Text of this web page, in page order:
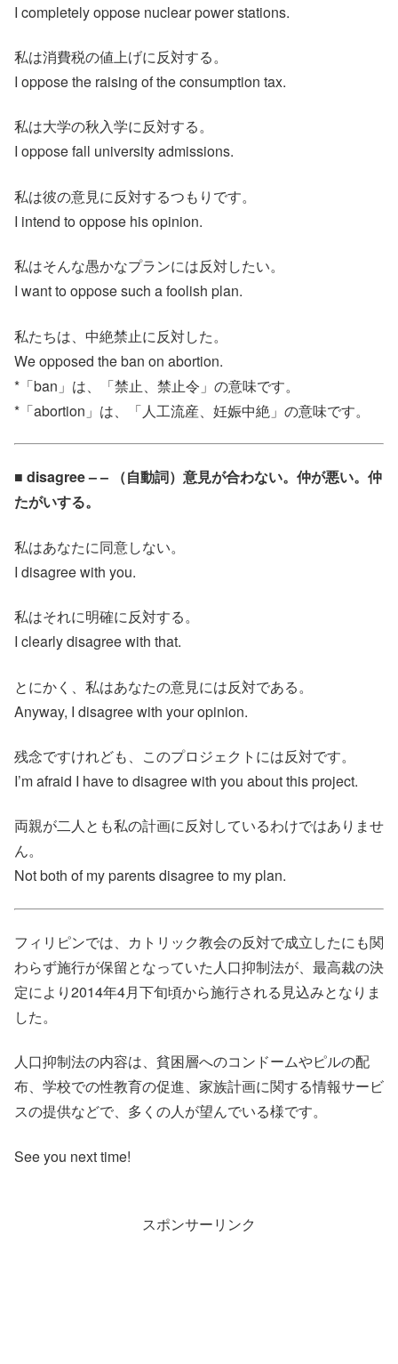
I completely oppose nuclear power stations.
私は消費税の値上げに反対する。
I oppose the raising of the consumption tax.
私は大学の秋入学に反対する。
I oppose fall university admissions.
私は彼の意見に反対するつもりです。
I intend to oppose his opinion.
私はそんな愚かなプランには反対したい。
I want to oppose such a foolish plan.
私たちは、中絶禁止に反対した。
We opposed the ban on abortion.
*「ban」は、「禁止、禁止令」の意味です。
*「abortion」は、「人工流産、妊娠中絶」の意味です。
■ disagree – – （自動詞）意見が合わない。仲が悪い。仲
たがいする。
私はあなたに同意しない。
I disagree with you.
私はそれに明確に反対する。
I clearly disagree with that.
とにかく、私はあなたの意見には反対である。
Anyway, I disagree with your opinion.
残念ですけれども、このプロジェクトには反対です。
I’m afraid I have to disagree with you about this project.
両親が二人とも私の計画に反対しているわけではありませ
ん。
Not both of my parents disagree to my plan.
フィリピンでは、カトリック教会の反対で成立したにも関
わらず施行が保留となっていた人口抑制法が、最高裁の決
定により2014年4月下旬頃から施行される見込みとなりま
した。
人口抑制法の内容は、貧困層へのコンドームやピルの配
布、学校での性教育の促進、家族計画に関する情報サービ
スの提供などで、多くの人が望んでいる様です。
See you next time!
スポンサーリンク